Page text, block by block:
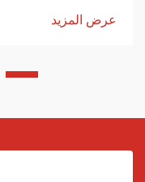
التقليدية...
عرض المزيد